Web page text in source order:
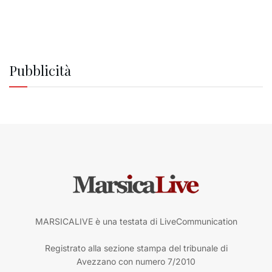
Pubblicità
MARSICALIVE è una testata di LiveCommunication
Registrato alla sezione stampa del tribunale di
Avezzano con numero 7/2010